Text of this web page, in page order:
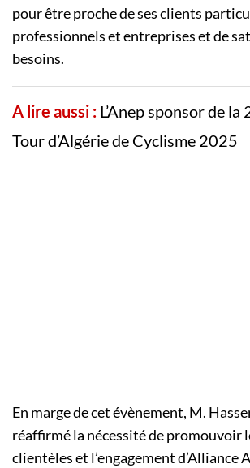
pour être proche de ses clients
professionnels et entreprises et de
besoins.
A lire aussi : L’Anep sponsor de la
Tour d’Algérie de Cyclisme 2025
En marge de cet évènement, M.
réaffirmé la nécessité de promouvoir
clientèles et l’engagement d’Alliance